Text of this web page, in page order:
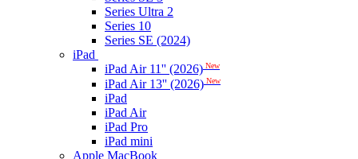
Series Ultra 2
Series 10
Series SE (2024)
iPad
iPad Air 11'' (2026) New
iPad Air 13'' (2026) New
iPad
iPad Air
iPad Pro
iPad mini
Apple MacBook